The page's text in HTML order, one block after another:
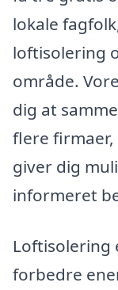
lokale
loftisolering
område.
dig at
flere
giver dig
informeret
Loftisolering
forbedre